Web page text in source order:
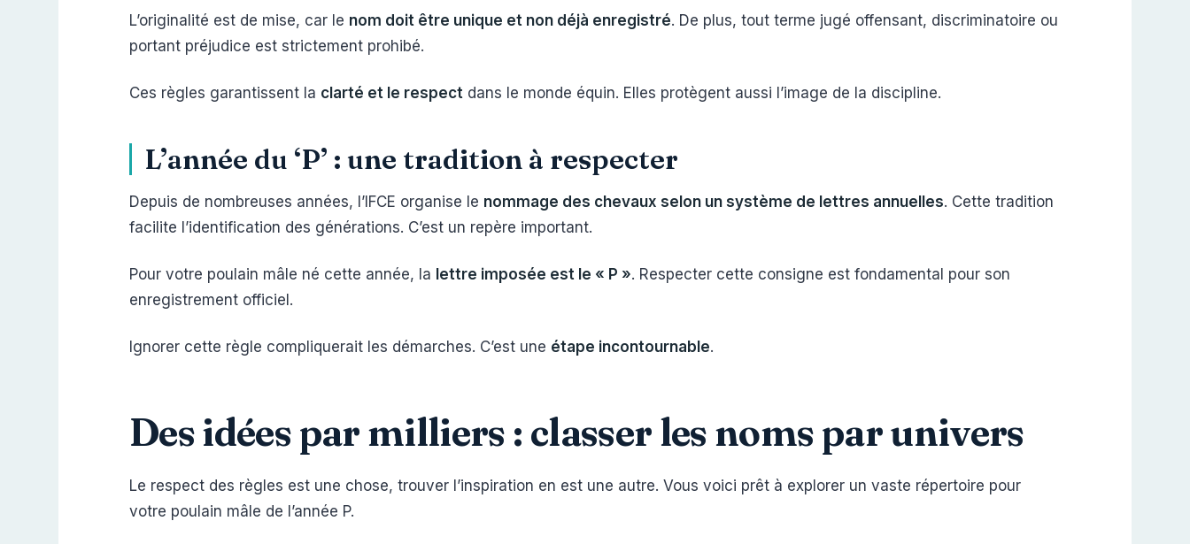
L’originalité est de mise, car le nom doit être unique et non déjà enregistré. De plus, tout terme jugé offensant, discriminatoire ou
portant préjudice est strictement prohibé.
Ces règles garantissent la clarté et le respect dans le monde équin. Elles protègent aussi l’image de la discipline.
L’année du ‘P’ : une tradition à respecter
Depuis de nombreuses années, l’IFCE organise le nommage des chevaux selon un système de lettres annuelles. Cette tradition
facilite l’identification des générations. C’est un repère important.
Pour votre poulain mâle né cette année, la lettre imposée est le « P ». Respecter cette consigne est fondamental pour son
enregistrement officiel.
Ignorer cette règle compliquerait les démarches. C’est une étape incontournable.
Des idées par milliers : classer les noms par univers
Le respect des règles est une chose, trouver l’inspiration en est une autre. Vous voici prêt à explorer un vaste répertoire pour
votre poulain mâle de l’année P.